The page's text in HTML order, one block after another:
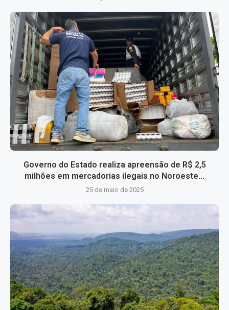
Governo do Estado realiza apreensão de R$ 2,5
milhões em mercadorias ilegais no Noroeste...
25 de maio de 2025